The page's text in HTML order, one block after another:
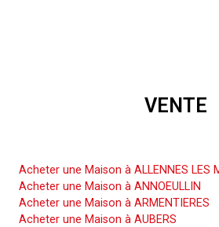
VENTE
Acheter une Maison à ALLENNES LES
Acheter une Maison à ANNOEULLIN
Acheter une Maison à ARMENTIERES
Acheter une Maison à AUBERS